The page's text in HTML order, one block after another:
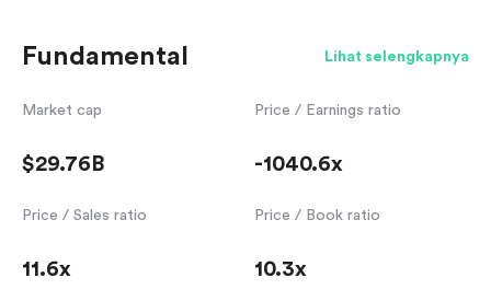
Fundamental Lihat selengkapnya
Market cap
$29.76B
Price / Earnings ratio
-1040.6x
Price / Sales ratio
11.6x
Price / Book ratio
10.3x